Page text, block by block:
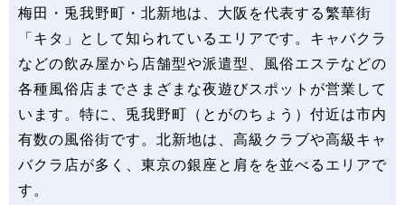
梅田・兎我野町・北新地は、大阪を代表する繁華街
「キタ」として知られているエリアです。キャバクラ
などの飲み屋から店舗型や派遣型、風俗エステなどの
各種風俗店までさまざまな夜遊びスポットが営業して
います。特に、兎我野町（とがのちょう）付近は市内
有数の風俗街です。北新地は、高級クラブや高級キャ
バクラ店が多く、東京の銀座と肩をを並べるエリアで
す。